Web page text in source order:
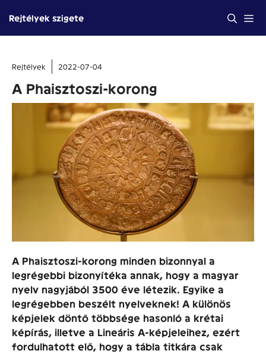
tartalomba
Rejtélyek szigete
Rejtélyek 2022-07-04
A Phaisztoszi-korong
A Phaisztoszi-korong minden bizonnyal a
legrégebbi bizonyítéka annak, hogy a magyar
nyelv nagyjából 3500 éve létezik. Egyike a
legrégebben beszélt nyelveknek! A különös
képjelek döntő többsége hasonló a krétai
képírás, illetve a Lineáris A-képjeleihez, ezért
fordulhatott elő, hogy a tábla titkára csak